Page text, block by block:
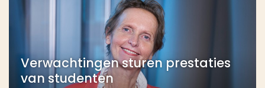
Verwachtingen sturen prestaties
van studenten